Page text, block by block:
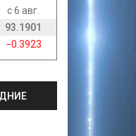
с 6 авг.
93.1901
−0.3923